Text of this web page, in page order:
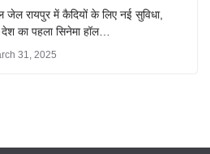
जेल रायपुर में कैदियों के लिए नई सुविधा,
का पहला सिनेमा हॉल…
31, 2025